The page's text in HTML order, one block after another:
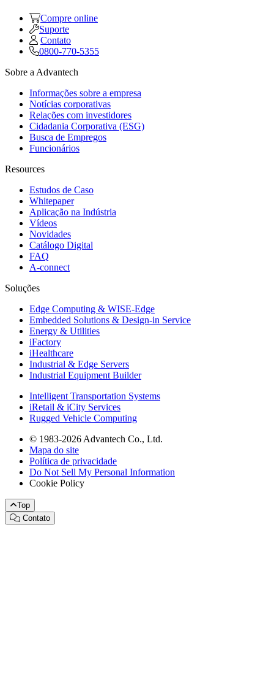
Compre online
Suporte
Contato
0800-770-5355
Sobre a Advantech
Informações sobre a empresa
Notícias corporativas
Relações com investidores
Cidadania Corporativa (ESG)
Busca de Empregos
Funcionários
Resources
Estudos de Caso
Whitepaper
Aplicação na Indústria
Vídeos
Novidades
Catálogo Digital
FAQ
A-connect
Soluções
Edge Computing & WISE-Edge
Embedded Solutions & Design-in Service
Energy & Utilities
iFactory
iHealthcare
Industrial & Edge Servers
Industrial Equipment Builder
Intelligent Transportation Systems
iRetail & iCity Services
Rugged Vehicle Computing
© 1983-2026 Advantech Co., Ltd.
Mapa do site
Política de privacidade
Do Not Sell My Personal Information
Cookie Policy
Top
Contato